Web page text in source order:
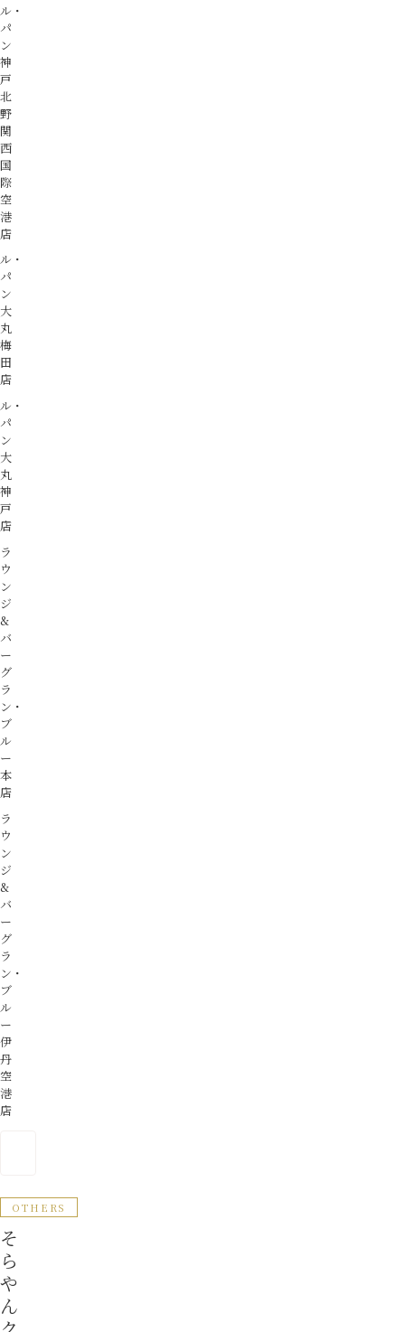
ル・
パ
ン
神
戸
北
野
関
西
国
際
空
港
店
ル・
パ
ン
大
丸
梅
田
店
ル・
パ
ン
大
丸
神
戸
店
ラ
ウ
ン
ジ
&
バ
ー
グ
ラ
ン・
ブ
ル
ー
本
店
ラ
ウ
ン
ジ
&
バ
ー
グ
ラ
ン・
ブ
ル
ー
伊
丹
空
港
店
OTHERS
そ
ら
や
ん